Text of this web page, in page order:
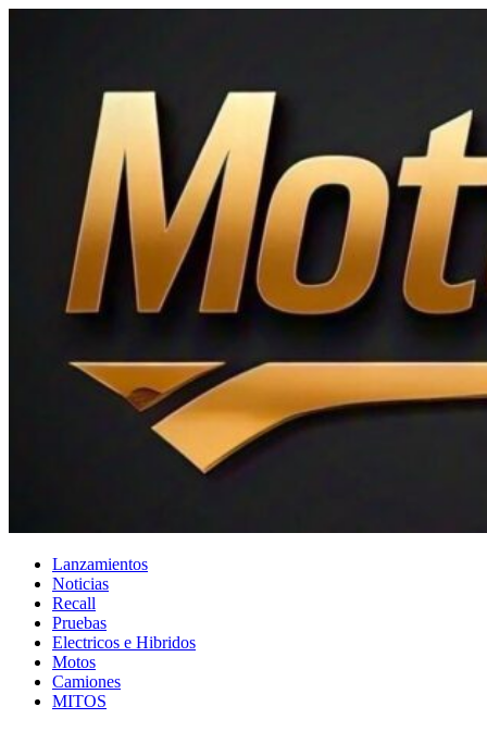
Lanzamientos
Noticias
Recall
Pruebas
Electricos e Hibridos
Motos
Camiones
MITOS